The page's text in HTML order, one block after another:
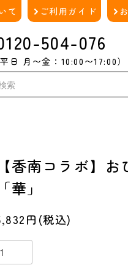
て ご利用ガイド
504-076
平日 月〜金：10:00〜17:00）
【香南コラボ】
「華」
円(税込)